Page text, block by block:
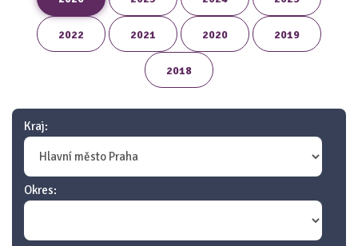
2022 2021 2020 2019
2018
Kraj:
Okres: